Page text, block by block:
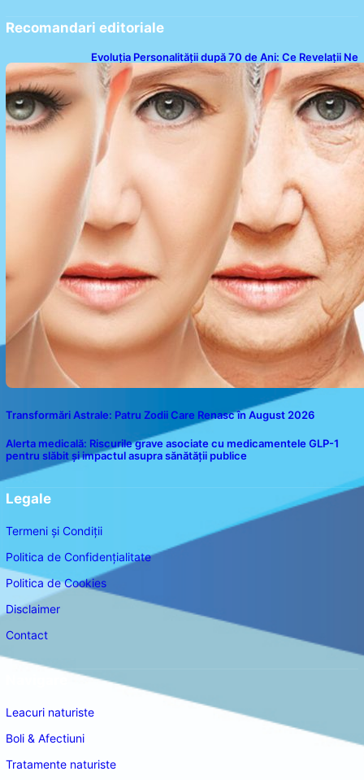
Recomandari editoriale
Evoluția Personalității după 70 de Ani: Ce Revelații Ne
Oferă Studiile Psihologice
Transformări Astrale: Patru Zodii Care Renasc în August 2026
Alerta medicală: Riscurile grave asociate cu medicamentele GLP-1
pentru slăbit și impactul asupra sănătății publice
Legale
Termeni și Condiții
Politica de Confidențialitate
Politica de Cookies
Disclaimer
Contact
Leacuri naturiste
Boli & Afectiuni
Tratamente naturiste